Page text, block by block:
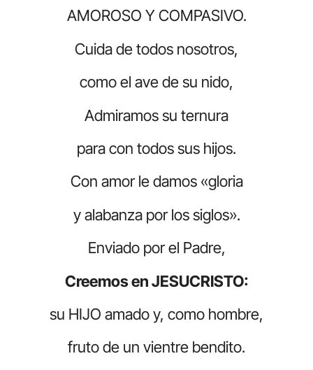
AMOROSO Y COMPASIVO.
Cuida de todos nosotros,
como el ave de su nido,
Admiramos su ternura
para con todos sus hijos.
Con amor le damos «gloria
y alabanza por los siglos».
Enviado por el Padre,
Creemos en JESUCRISTO:
su HIJO amado y, como hombre,
fruto de un vientre bendito.